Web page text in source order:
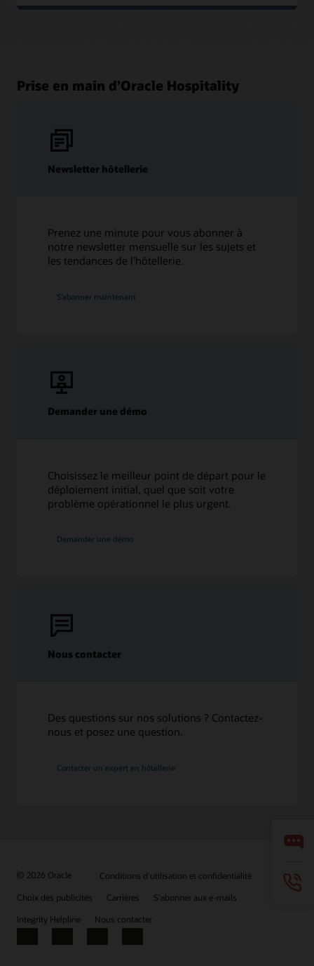
Prise en main d’Oracle Hospitality
Newsletter hôtellerie
Prenez une minute pour vous abonner à
notre newsletter mensuelle sur les sujets et
les tendances de l’hôtellerie.
S’abonner maintenant
Demander une démo
Choisissez le meilleur point de départ pour le
déploiement initial, quel que soit votre
problème opérationnel le plus urgent.
Demander une démo
Nous contacter
Des questions sur nos solutions ? Contactez-
nous et posez une question.
Contacter un expert en hôtellerie
© 2026 Oracle
Conditions d'utilisation et confidentialité
Choix des publicités
Carrières
S'abonner aux e-mails
Integrity Helpline
Nous contacter
Facebook
X LinkedInYouTube